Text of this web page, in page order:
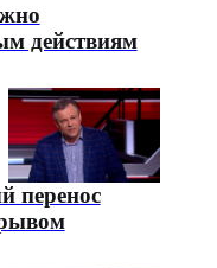
действиям
перенос